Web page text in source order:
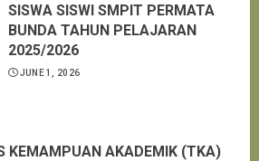
SISWA SISWI SMPIT PERMATA
BUNDA TAHUN PELAJARAN
2025/2026
JUNE 1, 2026
KEMAMPUAN AKADEMIK (TKA)